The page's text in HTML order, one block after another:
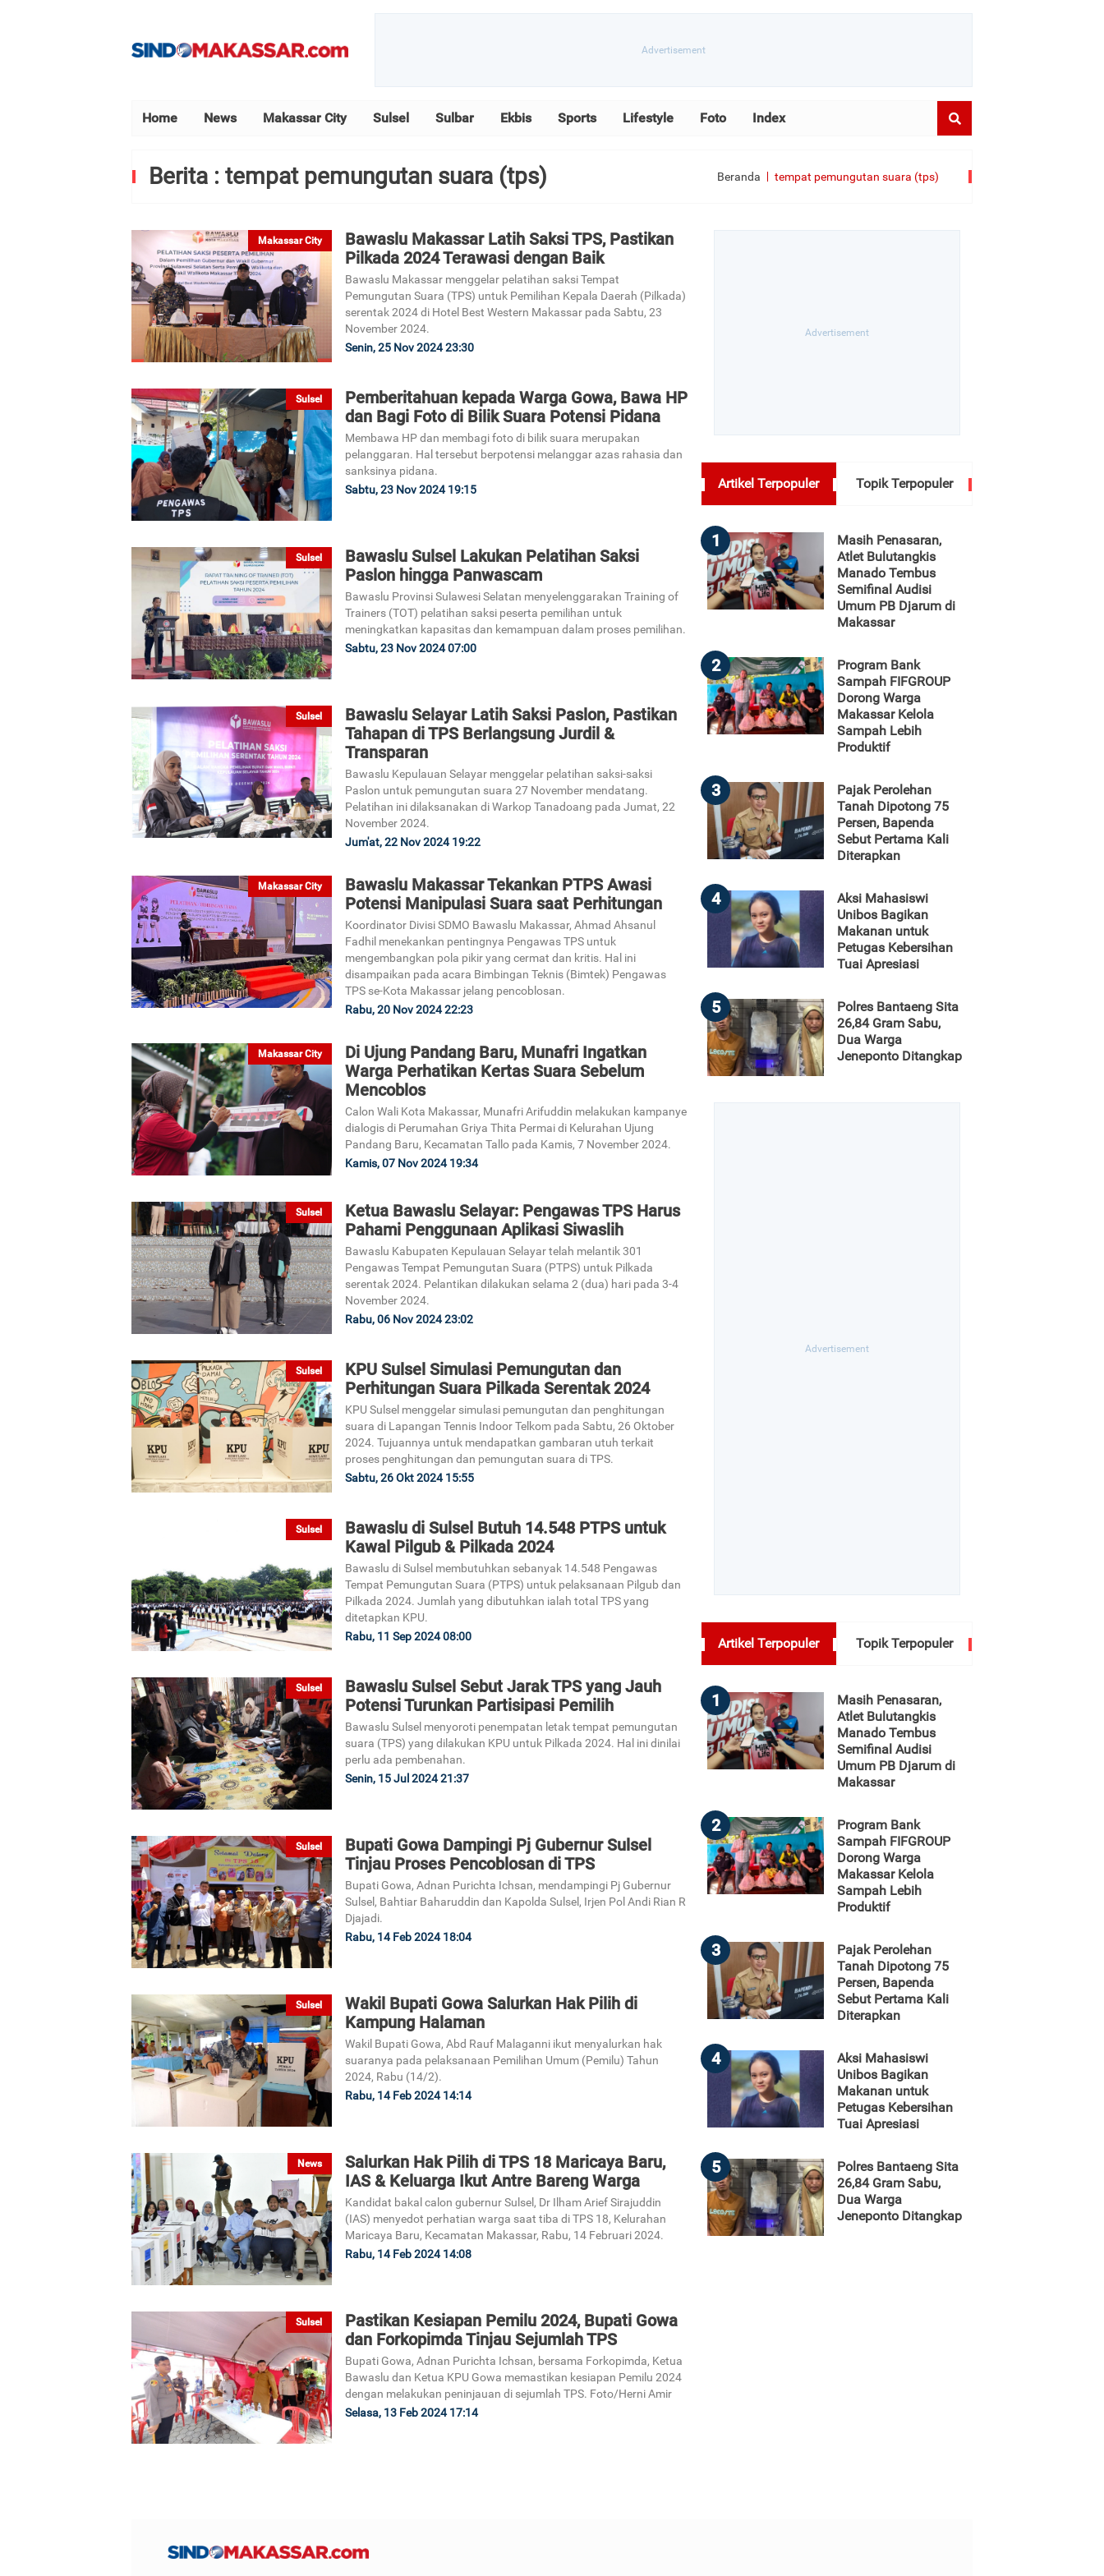
Home News Makassar City Sulsel Sulbar Ekbis Sports Lifestyle Foto Index
Berita : tempat pemungutan suara (tps) Beranda tempat pemungutan suara (tps)
Makassar City
Bawaslu Makassar Latih Saksi TPS, Pastikan
Pilkada 2024 Terawasi dengan Baik
Bawaslu Makassar menggelar pelatihan saksi Tempat
Pemungutan Suara (TPS) untuk Pemilihan Kepala Daerah (Pilkada)
serentak 2024 di Hotel Best Western Makassar pada Sabtu, 23
November 2024.
Senin, 25 Nov 2024 23:30
Sulsel
Pemberitahuan kepada Warga Gowa, Bawa HP
dan Bagi Foto di Bilik Suara Potensi Pidana
Membawa HP dan membagi foto di bilik suara merupakan
pelanggaran. Hal tersebut berpotensi melanggar azas rahasia dan
sanksinya pidana.
Sabtu, 23 Nov 2024 19:15
Sulsel
Bawaslu Sulsel Lakukan Pelatihan Saksi
Paslon hingga Panwascam
Bawaslu Provinsi Sulawesi Selatan menyelenggarakan Training of
Trainers (TOT) pelatihan saksi peserta pemilihan untuk
meningkatkan kapasitas dan kemampuan dalam proses pemilihan.
Sabtu, 23 Nov 2024 07:00
Sulsel
Bawaslu Selayar Latih Saksi Paslon, Pastikan
Tahapan di TPS Berlangsung Jurdil &
Transparan
Bawaslu Kepulauan Selayar menggelar pelatihan saksi-saksi
Paslon untuk pemungutan suara 27 November mendatang.
Pelatihan ini dilaksanakan di Warkop Tanadoang pada Jumat, 22
November 2024.
Jum'at, 22 Nov 2024 19:22
Makassar City
Bawaslu Makassar Tekankan PTPS Awasi
Potensi Manipulasi Suara saat Perhitungan
Koordinator Divisi SDMO Bawaslu Makassar, Ahmad Ahsanul
Fadhil menekankan pentingnya Pengawas TPS untuk
mengembangkan pola pikir yang cermat dan kritis. Hal ini
disampaikan pada acara Bimbingan Teknis (Bimtek) Pengawas
TPS se-Kota Makassar jelang pencoblosan.
Rabu, 20 Nov 2024 22:23
Makassar City
Di Ujung Pandang Baru, Munafri Ingatkan
Warga Perhatikan Kertas Suara Sebelum
Mencoblos
Calon Wali Kota Makassar, Munafri Arifuddin melakukan kampanye
dialogis di Perumahan Griya Thita Permai di Kelurahan Ujung
Pandang Baru, Kecamatan Tallo pada Kamis, 7 November 2024.
Kamis, 07 Nov 2024 19:34
Sulsel
Ketua Bawaslu Selayar: Pengawas TPS Harus
Pahami Penggunaan Aplikasi Siwaslih
Bawaslu Kabupaten Kepulauan Selayar telah melantik 301
Pengawas Tempat Pemungutan Suara (PTPS) untuk Pilkada
serentak 2024. Pelantikan dilakukan selama 2 (dua) hari pada 3-4
November 2024.
Rabu, 06 Nov 2024 23:02
Sulsel
KPU Sulsel Simulasi Pemungutan dan
Perhitungan Suara Pilkada Serentak 2024
KPU Sulsel menggelar simulasi pemungutan dan penghitungan
suara di Lapangan Tennis Indoor Telkom pada Sabtu, 26 Oktober
2024. Tujuannya untuk mendapatkan gambaran utuh terkait
proses penghitungan dan pemungutan suara di TPS.
Sabtu, 26 Okt 2024 15:55
Sulsel
Bawaslu di Sulsel Butuh 14.548 PTPS untuk
Kawal Pilgub & Pilkada 2024
Bawaslu di Sulsel membutuhkan sebanyak 14.548 Pengawas
Tempat Pemungutan Suara (PTPS) untuk pelaksanaan Pilgub dan
Pilkada 2024. Jumlah yang dibutuhkan ialah total TPS yang
ditetapkan KPU.
Rabu, 11 Sep 2024 08:00
Sulsel
Bawaslu Sulsel Sebut Jarak TPS yang Jauh
Potensi Turunkan Partisipasi Pemilih
Bawaslu Sulsel menyoroti penempatan letak tempat pemungutan
suara (TPS) yang dilakukan KPU untuk Pilkada 2024. Hal ini dinilai
perlu ada pembenahan.
Senin, 15 Jul 2024 21:37
Sulsel
Bupati Gowa Dampingi Pj Gubernur Sulsel
Tinjau Proses Pencoblosan di TPS
Bupati Gowa, Adnan Purichta Ichsan, mendampingi Pj Gubernur
Sulsel, Bahtiar Baharuddin dan Kapolda Sulsel, Irjen Pol Andi Rian R
Djajadi.
Rabu, 14 Feb 2024 18:04
Sulsel
Wakil Bupati Gowa Salurkan Hak Pilih di
Kampung Halaman
Wakil Bupati Gowa, Abd Rauf Malaganni ikut menyalurkan hak
suaranya pada pelaksanaan Pemilihan Umum (Pemilu) Tahun
2024, Rabu (14/2).
Rabu, 14 Feb 2024 14:14
News
Salurkan Hak Pilih di TPS 18 Maricaya Baru,
IAS & Keluarga Ikut Antre Bareng Warga
Kandidat bakal calon gubernur Sulsel, Dr Ilham Arief Sirajuddin
(IAS) menyedot perhatian warga saat tiba di TPS 18, Kelurahan
Maricaya Baru, Kecamatan Makassar, Rabu, 14 Februari 2024.
Rabu, 14 Feb 2024 14:08
Sulsel
Pastikan Kesiapan Pemilu 2024, Bupati Gowa
dan Forkopimda Tinjau Sejumlah TPS
Bupati Gowa, Adnan Purichta Ichsan, bersama Forkopimda, Ketua
Bawaslu dan Ketua KPU Gowa memastikan kesiapan Pemilu 2024
dengan melakukan peninjauan di sejumlah TPS. Foto/Herni Amir
Selasa, 13 Feb 2024 17:14
Artikel Terpopuler Topik Terpopuler
1
Masih Penasaran,
Atlet Bulutangkis
Manado Tembus
Semifinal Audisi
Umum PB Djarum di
Makassar
2
Program Bank
Sampah FIFGROUP
Dorong Warga
Makassar Kelola
Sampah Lebih
Produktif
3
Pajak Perolehan
Tanah Dipotong 75
Persen, Bapenda
Sebut Pertama Kali
Diterapkan
4
Aksi Mahasiswi
Unibos Bagikan
Makanan untuk
Petugas Kebersihan
Tuai Apresiasi
5
Polres Bantaeng Sita
26,84 Gram Sabu,
Dua Warga
Jeneponto Ditangkap
Artikel Terpopuler Topik Terpopuler
1
Masih Penasaran,
Atlet Bulutangkis
Manado Tembus
Semifinal Audisi
Umum PB Djarum di
Makassar
2
Program Bank
Sampah FIFGROUP
Dorong Warga
Makassar Kelola
Sampah Lebih
Produktif
3
Pajak Perolehan
Tanah Dipotong 75
Persen, Bapenda
Sebut Pertama Kali
Diterapkan
4
Aksi Mahasiswi
Unibos Bagikan
Makanan untuk
Petugas Kebersihan
Tuai Apresiasi
5
Polres Bantaeng Sita
26,84 Gram Sabu,
Dua Warga
Jeneponto Ditangkap